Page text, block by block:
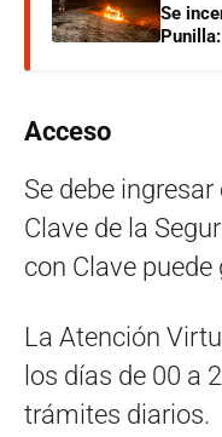
Se
Acceso
Se debe
Clave de la
con Clave puede
La Atención
los días de 00 a
trámites diarios.